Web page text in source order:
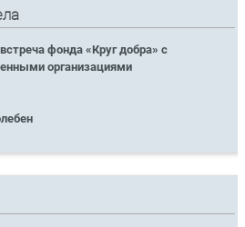
фонда «Круг добра» с
организациями